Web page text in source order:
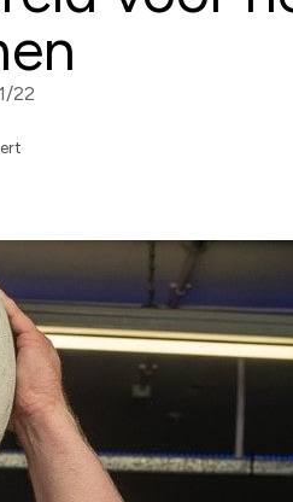
22